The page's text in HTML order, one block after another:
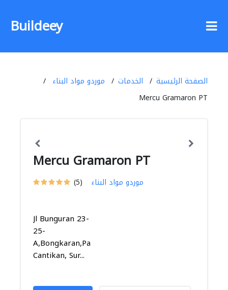
Buildeey
الصفحة الرئيسية الخدمات
موردو مواد البناء
Mercu Gramaron PT
Mercu Gramaron PT
(5) موردو مواد البناء
Jl Bunguran 23-
25-
A,Bongkaran,Pabean
Cantikan, Sur...